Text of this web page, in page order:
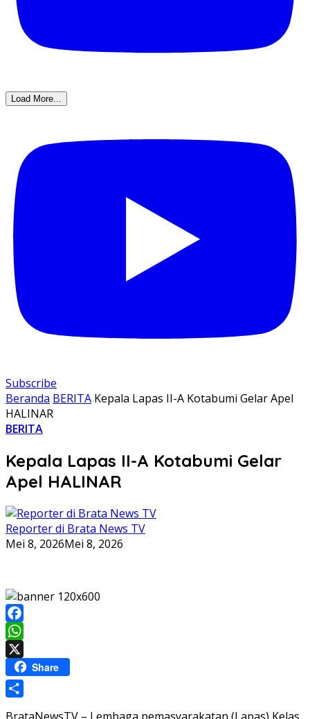
Load More...
Subscribe
Beranda BERITA Kepala Lapas II-A Kotabumi Gelar Apel
HALINAR
BERITA
Kepala Lapas II-A Kotabumi Gelar
Apel HALINAR
Reporter di Brata News TV
Mei 8, 2026Mei 8, 2026
Facebook
WhatsApp
Share